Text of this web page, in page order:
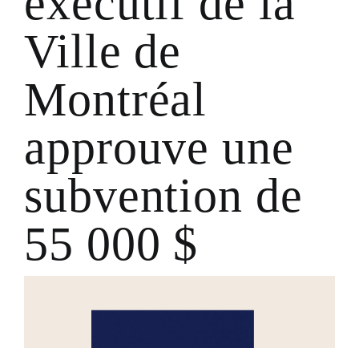
Ville de
Montréal
approuve une
subvention de
55 000 $